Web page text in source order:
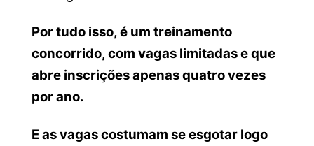
Por tudo isso, é um treinamento
concorrido, com vagas limitadas e que
abre inscrições apenas quatro vezes
por ano.
E as vagas costumam se esgotar logo